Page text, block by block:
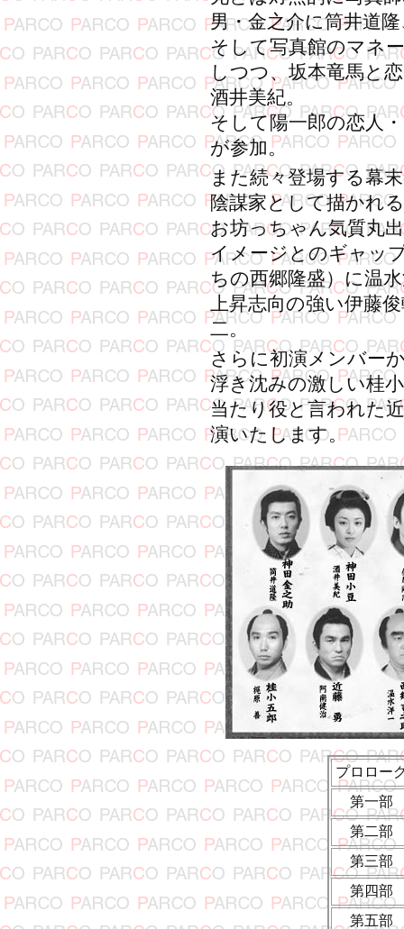
男・金之介に筒井道隆
そして写真館のマネ
しつつ、坂本竜馬と
酒井美紀。
そして陽一郎の恋人
が参加。
また続々登場する幕
陰謀家として描かれ
お坊っちゃん気質丸
イメージとのギャッ
ちの西郷隆盛）に温
上昇志向の強い伊藤
二。
さらに初演メンバー
浮き沈みの激しい桂
当たり役と言われた
演いたします。
プロロー
第一部
第二部
第三部
第四部
第五部